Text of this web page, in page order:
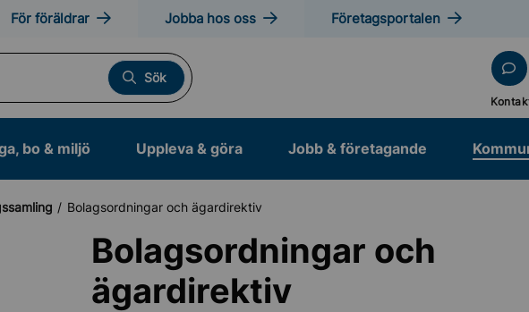
För föräldrar Jobba hos oss Företagsportalen
Sök
bo & miljö Uppleva & göra Jobb & företagande
Bolagsordningar och ägardirektiv
Sollentuna
Bolagsordningar och
ägardirektiv